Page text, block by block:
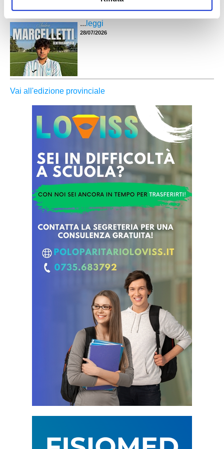
mister Malatesta
... leggi
28/07/2026
Vai all'edizione provinciale